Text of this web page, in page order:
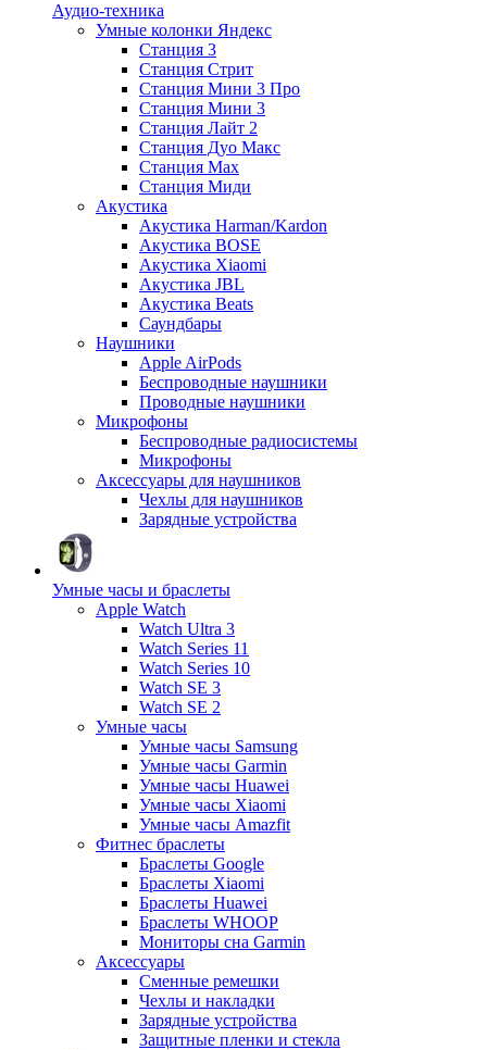
Аудио-техника
Умные колонки Яндекс
Станция 3
Станция Стрит
Станция Мини 3 Про
Станция Мини 3
Станция Лайт 2
Станция Дуо Макс
Станция Max
Станция Миди
Акустика
Акустика Harman/Kardon
Акустика BOSE
Акустика Xiaomi
Акустика JBL
Акустика Beats
Саундбары
Наушники
Apple AirPods
Беспроводные наушники
Проводные наушники
Микрофоны
Беспроводные радиосистемы
Микрофоны
Аксессуары для наушников
Чехлы для наушников
Зарядные устройства
Умные часы и браслеты
Apple Watch
Watch Ultra 3
Watch Series 11
Watch Series 10
Watch SE 3
Watch SE 2
Умные часы
Умные часы Samsung
Умные часы Garmin
Умные часы Huawei
Умные часы Xiaomi
Умные часы Amazfit
Фитнес браслеты
Браслеты Google
Браслеты Xiaomi
Браслеты Huawei
Браслеты WHOOP
Мониторы сна Garmin
Аксессуары
Сменные ремешки
Чехлы и накладки
Зарядные устройства
Защитные пленки и стекла